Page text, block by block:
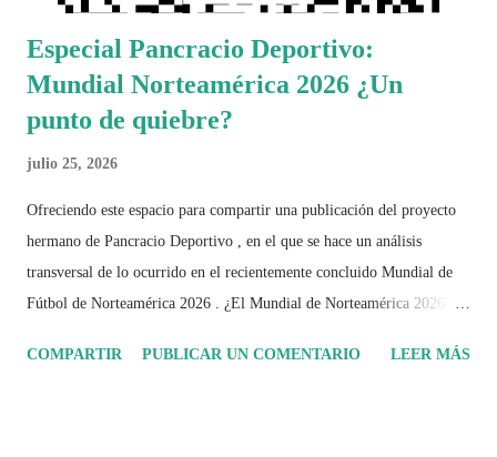
Especial Pancracio Deportivo:
Mundial Norteamérica 2026 ¿Un
punto de quiebre?
julio 25, 2026
Ofreciendo este espacio para compartir una publicación del proyecto
hermano de Pancracio Deportivo , en el que se hace un análisis
transversal de lo ocurrido en el recientemente concluido Mundial de
Fútbol de Norteamérica 2026 . ¿El Mundial de Norteamérica 2026 ha
el recorrido de cada selección con infografías inspiradas en la
COMPARTIR PUBLICAR UN COMENTARIO LEER MÁS